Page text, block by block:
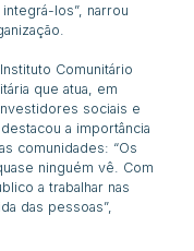
los”, narrou
Comunitário
que atua, em
sociais e
a importância
comunidades: “Os
ninguém vê. Com
a trabalhar nas
das pessoas”,